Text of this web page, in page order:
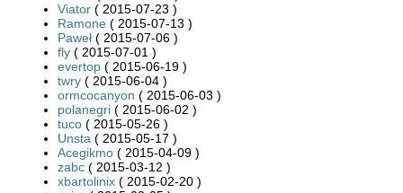
Viator ( 2015-07-23 )
Ramone ( 2015-07-13 )
Paweł ( 2015-07-06 )
fly ( 2015-07-01 )
evertop ( 2015-06-19 )
twry ( 2015-06-04 )
ormcocanyon ( 2015-06-03 )
polanegri ( 2015-06-02 )
tuco ( 2015-05-26 )
Unsta ( 2015-05-17 )
Acegikmo ( 2015-04-09 )
zabc ( 2015-03-12 )
xbartolinix ( 2015-02-20 )